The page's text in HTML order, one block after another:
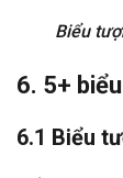
Biểu
6. 5+
6.1 Biểu